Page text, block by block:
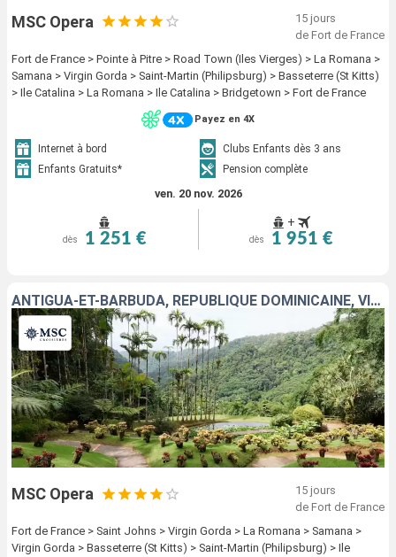
MSC Opera
15 jours
de Fort de France
Fort de France > Pointe à Pitre > Road Town (Iles Vierges) > La Romana >
Samana > Virgin Gorda > Saint-Martin (Philipsburg) > Basseterre (St Kitts)
> Ile Catalina > La Romana > Ile Catalina > Bridgetown > Fort de France
Payez en 4X
Internet à bord
Clubs Enfants dès 3 ans
Enfants Gratuits*
Pension complète
ven. 20 nov. 2026
dès 1 251 €
+
dès 1 951 €
ANTIGUA-ET-BARBUDA, RÉPUBLIQUE DOMINICAINE, VIRGIN GORDA, SAINT-CHRISTOPHE-ET-NIÉVÈS, SAINT-MARTIN, BARBADE, MARTINIQUE
MSC Opera
15 jours
de Fort de France
Fort de France > Saint Johns > Virgin Gorda > La Romana > Samana >
Virgin Gorda > Basseterre (St Kitts) > Saint-Martin (Philipsburg) > Ile